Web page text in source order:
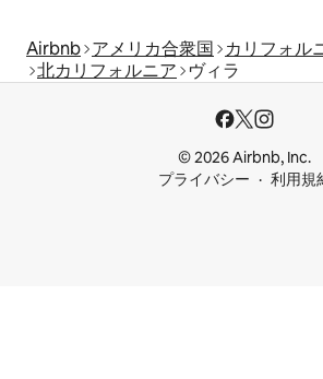
Airbnb アメリカ合衆国
カリフォル
北カリフォルニア
ヴィラ
© 2026 Airbnb, Inc.
プライバシー
利用規